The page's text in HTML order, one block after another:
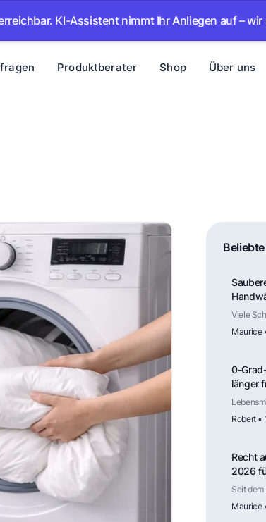
nimmt Ihr Anliegen auf – wir melden uns
Produktberater Shop Über uns
Viele
dafür
am
Tür.
Maurice
0-
länger
als
Robert •
Recht
2026
Seit
Maurice